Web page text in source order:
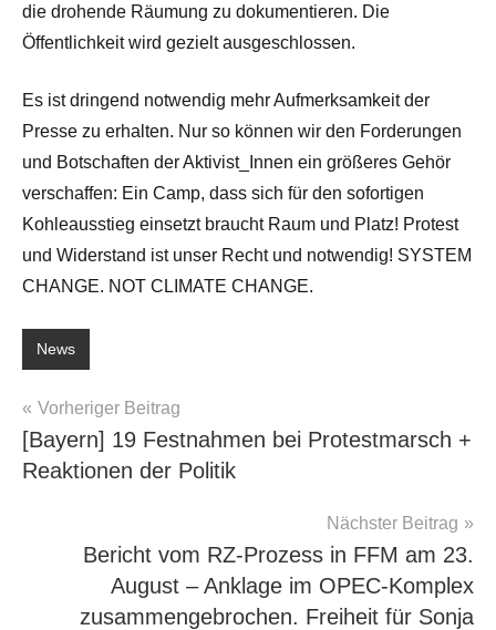
die drohende Räumung zu dokumentieren. Die
Öffentlichkeit wird gezielt ausgeschlossen.
Es ist dringend notwendig mehr Aufmerksamkeit der
Presse zu erhalten. Nur so können wir den Forderungen
und Botschaften der Aktivist_Innen ein größeres Gehör
verschaffen: Ein Camp, dass sich für den sofortigen
Kohleausstieg einsetzt braucht Raum und Platz! Protest
und Widerstand ist unser Recht und notwendig! SYSTEM
CHANGE. NOT CLIMATE CHANGE.
News
Beitragsnavigation
Vorheriger Beitrag
[Bayern] 19 Festnahmen bei Protestmarsch +
Reaktionen der Politik
Nächster Beitrag
Bericht vom RZ-Prozess in FFM am 23.
August – Anklage im OPEC-Komplex
zusammengebrochen. Freiheit für Sonja